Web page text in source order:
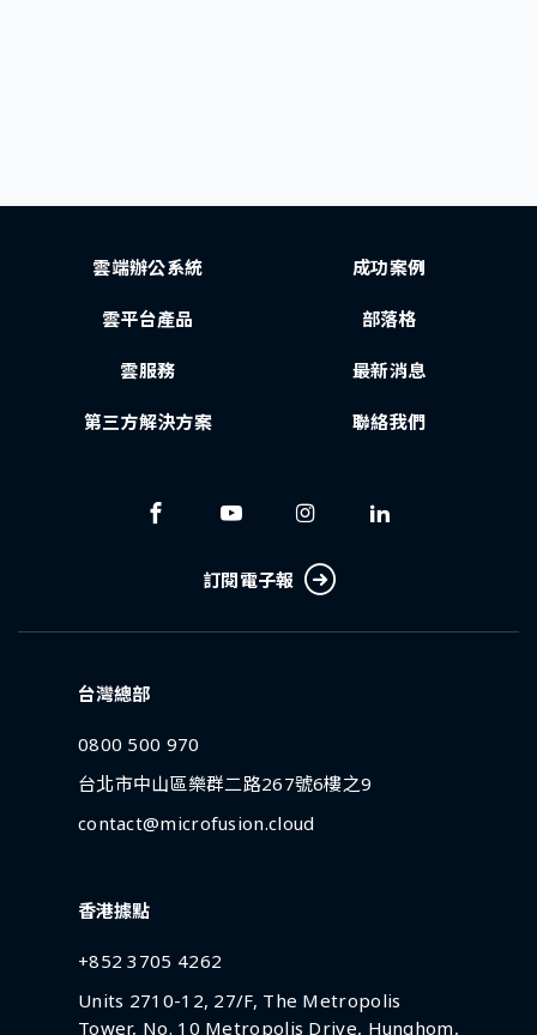
雲端辦公系統
雲平台產品
雲服務
第三方解決方案
成功案例
部落格
最新消息
聯絡我們
訂閱電子報
台灣總部
0800 500 970
台北市中山區樂群二路267號6樓之9
contact@microfusion.cloud
香港據點
+852 3705 4262
Units 2710-12, 27/F, The Metropolis
Tower, No. 10 Metropolis Drive, Hunghom,